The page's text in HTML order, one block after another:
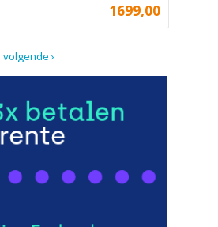
1699,00
volgende ›